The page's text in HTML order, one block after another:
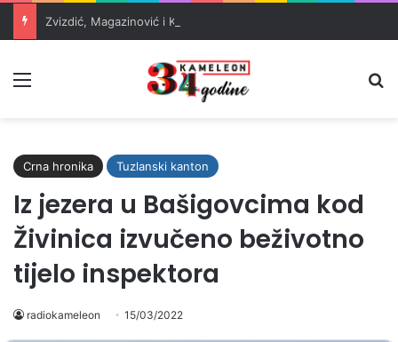
Crna hronika Tuzlanski kanton
Iz jezera u Bašigovcima kod
Živinica izvučeno beživotno
tijelo inspektora
radiokameleon 15/03/2022